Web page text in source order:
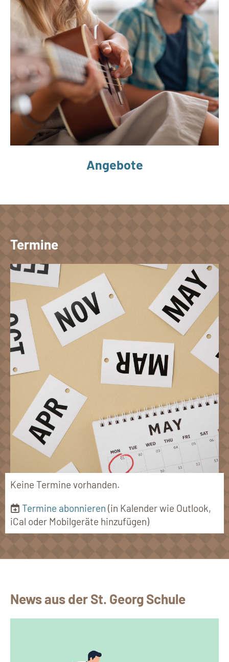
Angebote
Termine
Keine Termine vorhanden.
Termine abonnieren (in Kalender wie Outlook,
iCal oder Mobilgeräte hinzufügen)
News aus der St. Georg Schule